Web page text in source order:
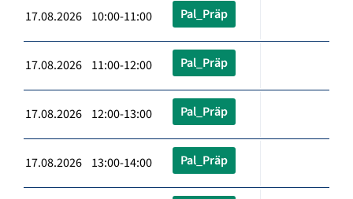
17.08.2026 10:00-11:00 Pal_Präp
17.08.2026 11:00-12:00 Pal_Präp
17.08.2026 12:00-13:00 Pal_Präp
17.08.2026 13:00-14:00 Pal_Präp